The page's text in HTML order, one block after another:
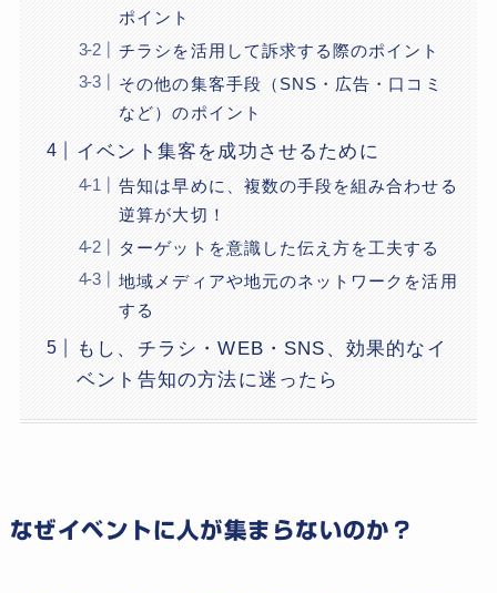
ポイント
チラシを活用して訴求する際のポイント
その他の集客手段（SNS・広告・口コミ
など）のポイント
イベント集客を成功させるために
告知は早めに、複数の手段を組み合わせる
逆算が大切！
ターゲットを意識した伝え方を工夫する
地域メディアや地元のネットワークを活用
する
もし、チラシ・WEB・SNS、効果的なイ
ベント告知の方法に迷ったら
なぜイベントに人が集まらないのか？